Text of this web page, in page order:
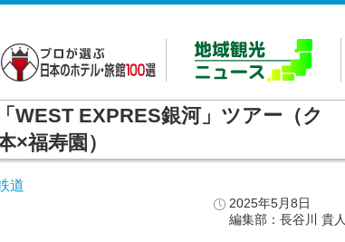
WEST EXPRES銀河」ツアー（ク
×福寿園）
道
2025年5月8日
編集部：長谷川 貴人